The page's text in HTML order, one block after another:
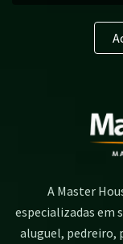
A Master
especializadas em
aluguel, pedreiro,